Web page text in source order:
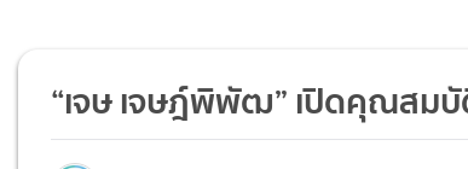
“เจษ เจษฎ์พิพัฒ” เปิดคุณสม